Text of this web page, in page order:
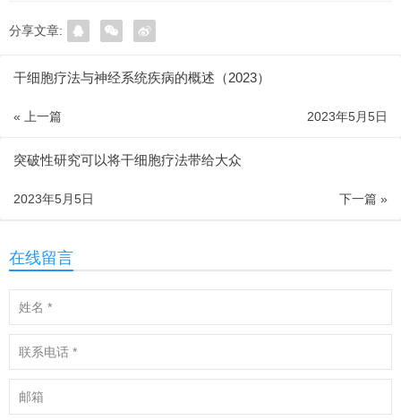
分享文章:
干细胞疗法与神经系统疾病的概述（2023）
« 上一篇 2023年5月5日
突破性研究可以将干细胞疗法带给大众
下一篇 »
2023年5月5日
在线留言